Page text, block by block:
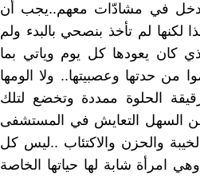
في مشادّات معهم..يجب أن
لم تأخذ بنصحي بالبدء ولم
كان يعودها كل يوم وياتي بما
من حدتها وعصبيتها.. ولا الومها
الحلوة ممددة وتخضع لتلك
من السهل التعايش في المستشفى
والحزن والاكتئاب ..ليس كل
امرأة شابة لها حياتها الخاصة